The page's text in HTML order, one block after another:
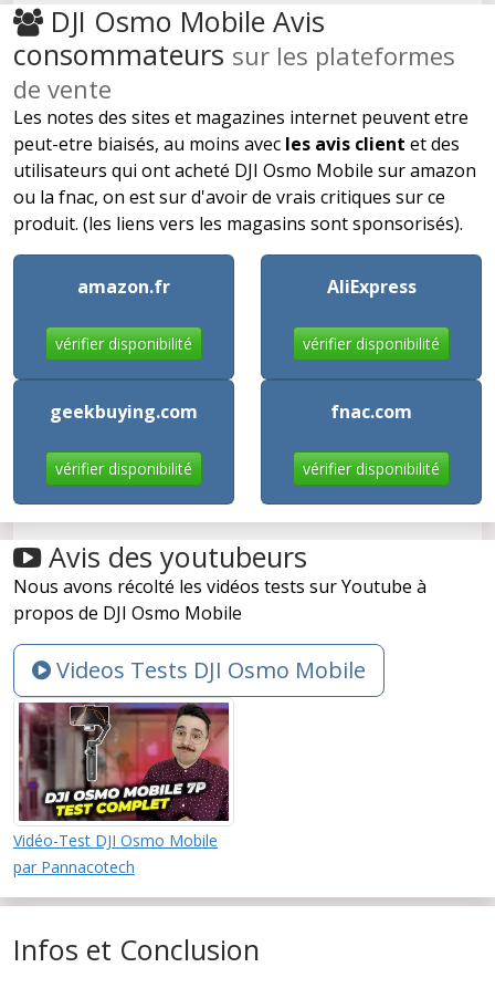
DJI Osmo Mobile Avis
consommateurs sur les plateformes
de vente
Les notes des sites et magazines internet peuvent etre
peut-etre biaisés, au moins avec les avis client et des
utilisateurs qui ont acheté DJI Osmo Mobile sur amazon
ou la fnac, on est sur d'avoir de vrais critiques sur ce
produit. (les liens vers les magasins sont sponsorisés).
amazon.fr
vérifier disponibilité
AliExpress
vérifier disponibilité
geekbuying.com
vérifier disponibilité
fnac.com
vérifier disponibilité
Avis des youtubeurs
Nous avons récolté les vidéos tests sur Youtube à
propos de DJI Osmo Mobile
Videos Tests DJI Osmo Mobile
Vidéo-Test DJI Osmo Mobile
par Pannacotech
Infos et Conclusion